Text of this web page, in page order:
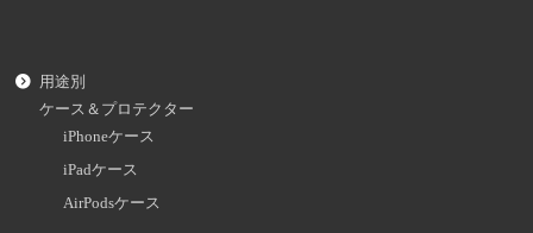
用途別
ケース＆プロテクター
iPhoneケース
iPadケース
AirPodsケース